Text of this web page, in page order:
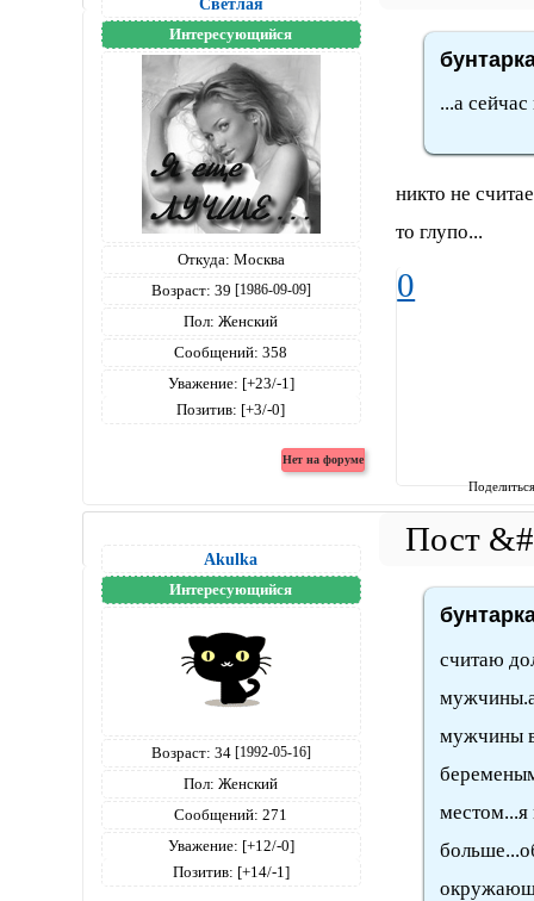
Интересующийся
Откуда: Москва
Возраст: 39 [1986-09-09]
Пол: Женский
Сообщений: 358
Уважение: [+23/-1]
Позитив: [+3/-0]
...а
никто не
то глупо...
0
Akulka
Интересующийся
Возраст: 34 [1992-05-16]
Пол: Женский
Сообщений: 271
Уважение: [+12/-0]
Позитив: [+14/-1]
считаю
мужчины
местом...я